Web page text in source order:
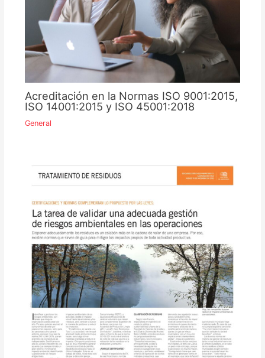
Acreditación en la Normas ISO 9001:2015,
ISO 14001:2015 y ISO 45001:2018
General